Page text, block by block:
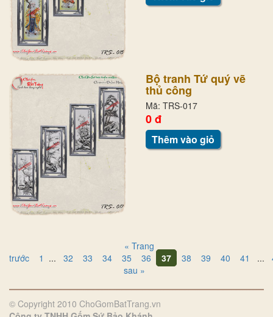
Bộ tranh Tứ quý vẽ
thủ công
Mã: TRS-017
0 đ
Thêm vào giỏ
« Trang
trước
1 ... 32 33 34 35 36 37 38 39 40 41 ...
sau »
© Copyright 2010 ChoGomBatTrang.vn